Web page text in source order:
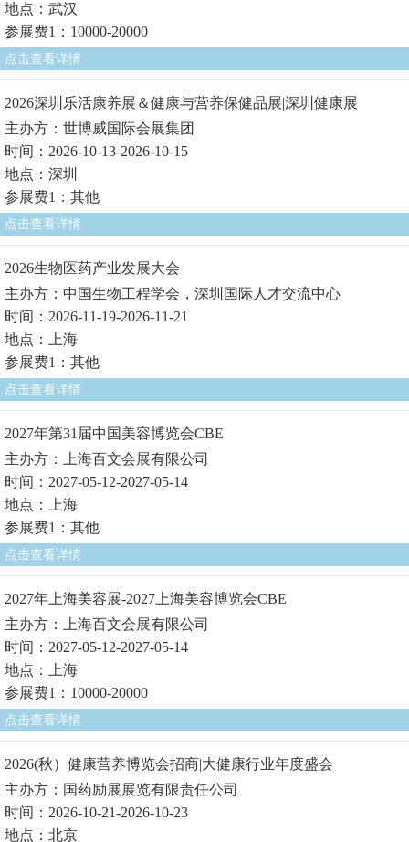
地点：武汉
参展费1：10000-20000
点击查看详情
2026深圳乐活康养展＆健康与营养保健品展|深圳健康展
主办方：世博威国际会展集团
时间：2026-10-13-2026-10-15
地点：深圳
参展费1：其他
点击查看详情
2026生物医药产业发展大会
主办方：中国生物工程学会，深圳国际人才交流中心
时间：2026-11-19-2026-11-21
地点：上海
参展费1：其他
点击查看详情
2027年第31届中国美容博览会CBE
主办方：上海百文会展有限公司
时间：2027-05-12-2027-05-14
地点：上海
参展费1：其他
点击查看详情
2027年上海美容展-2027上海美容博览会CBE
主办方：上海百文会展有限公司
时间：2027-05-12-2027-05-14
地点：上海
参展费1：10000-20000
点击查看详情
2026(秋）健康营养博览会招商|大健康行业年度盛会
主办方：国药励展展览有限责任公司
时间：2026-10-21-2026-10-23
地点：北京